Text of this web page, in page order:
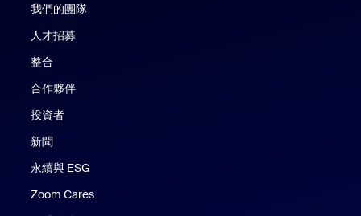
我們的團隊
人才招募
整合
合作夥伴
投資者
新聞
永續與 ESG
Zoom Cares